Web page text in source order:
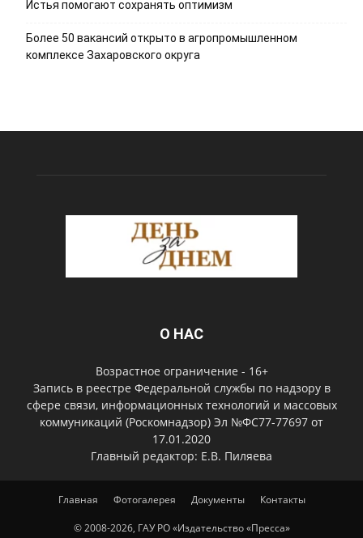
Истья помогают сохранять оптимизм
Более 50 вакансий открыто в агропромышленном
комплексе Захаровского округа
О НАС
Возрастное ограничение - 16+
Запись в реестре Федеральной службы по надзору в
сфере связи, информационных технологий и массовых
коммуникаций (Роскомнадзор) Эл №ФС77-77697 от
17.01.2020
Главный редактор: Е.В. Пиляева
Главная Фотогалерея Документы Контакты
© 2008-2026, ГАУ РО «Издательство «Пресса»